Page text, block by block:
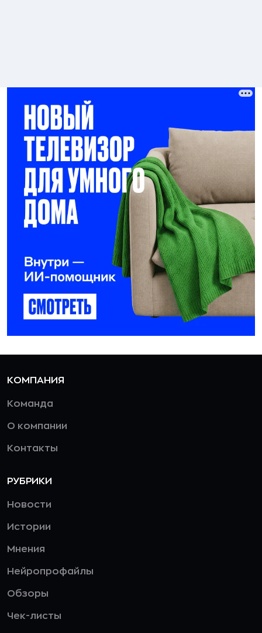
КОМПАНИЯ
Команда
О компании
Контакты
РУБРИКИ
Новости
Истории
Мнения
Нейропрофайлы
Обзоры
Чек-листы